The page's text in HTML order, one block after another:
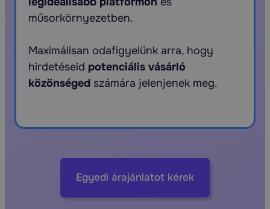
műsorkörnyezetben.
Maximálisan odafigyelünk arra, hogy
hirdetéseid potenciális vásárló
közönséged számára jelenjenek meg.
Egyedi árajánlatot kérek